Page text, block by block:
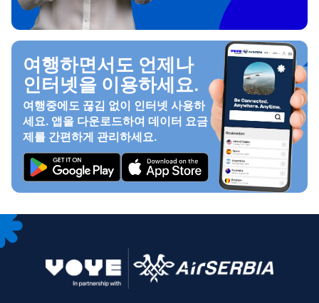
여행하면서도 언제나
인터넷을 이용하세요.
여행중에도 끊김 없이 인터넷 사용하
세요. 앱을 다운로드하여 데이터 요금
제를 간편하게 관리하세요.